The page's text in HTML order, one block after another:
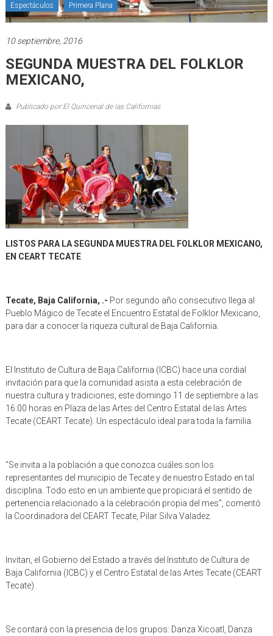
Espectáculos Primera Plana
10 septiembre, 2016
SEGUNDA MUESTRA DEL FOLKLOR
MEXICANO,
Publicado por:El Quincenal de las Californias
LISTOS PARA LA SEGUNDA MUESTRA DEL FOLKLOR MEXICANO,
EN CEART TECATE
Tecate, Baja California, .- Por segundo año consecutivo llega al
Pueblo Mágico de Tecate el Encuentro Estatal de Folklor Mexicano,
para dar a conocer la riqueza cultural de Baja California.
El Instituto de Cultura de Baja California (ICBC) hace una cordial
invitación para que la comunidad asista a esta celebración de
nuestra cultura y tradiciones, este domingo 11 de septiembre a las
16:00 horas en Plaza de las Artes del Centro Estatal de las Artes
Tecate (CEART Tecate). Un espectáculo ideal para toda la familia.
“Se invita a la población a que conozca cuáles son los
representantes del municipio de Tecate y de nuestro Estado en tal
disciplina. Todo esto en un ambiente que propiciará el sentido de
pertenencia relacionado a la celebración propia del mes”, comentó
la Coordinadora del CEART Tecate, Pilar Silva Valadez.
Invitan, el Gobierno del Estado a través del Instituto de Cultura de
Baja California (ICBC) y el Centro Estatal de las Artes Tecate (CEART
Tecate).
Se contará con la presencia de los grupos: Danza Xicoatl, Danza